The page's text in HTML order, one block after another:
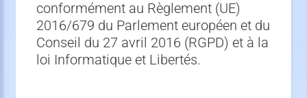
conformément au Règlement (UE)
2016/679 du Parlement européen et du
Conseil du 27 avril 2016 (RGPD) et à la
loi Informatique et Libertés.